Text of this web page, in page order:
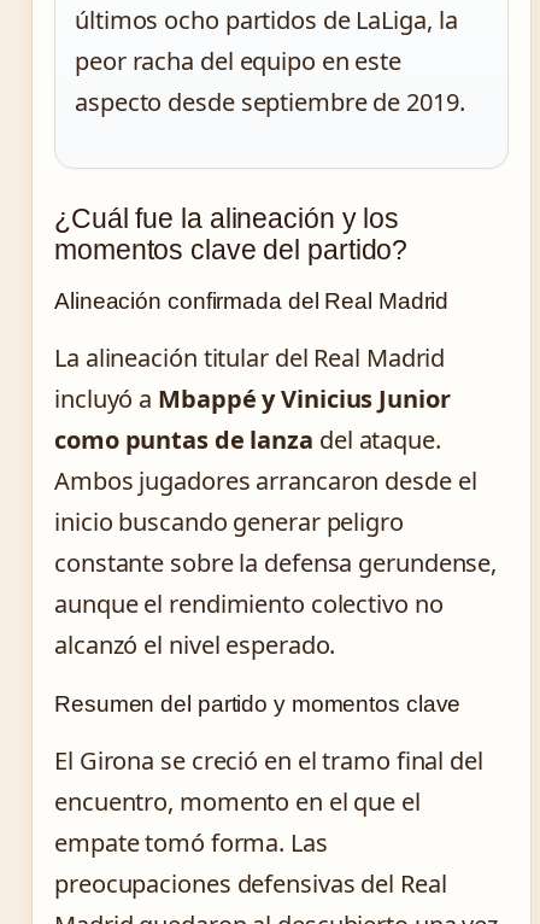
últimos ocho partidos de LaLiga, la
peor racha del equipo en este
aspecto desde septiembre de 2019.
¿Cuál fue la alineación y los
momentos clave del partido?
Alineación confirmada del Real Madrid
La alineación titular del Real Madrid
incluyó a Mbappé y Vinicius Junior
como puntas de lanza del ataque.
Ambos jugadores arrancaron desde el
inicio buscando generar peligro
constante sobre la defensa gerundense,
aunque el rendimiento colectivo no
alcanzó el nivel esperado.
Resumen del partido y momentos clave
El Girona se creció en el tramo final del
encuentro, momento en el que el
empate tomó forma. Las
preocupaciones defensivas del Real